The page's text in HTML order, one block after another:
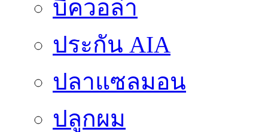
บีควอล่า
ประกัน AIA
ปลาแซลมอน
ปลูกผม